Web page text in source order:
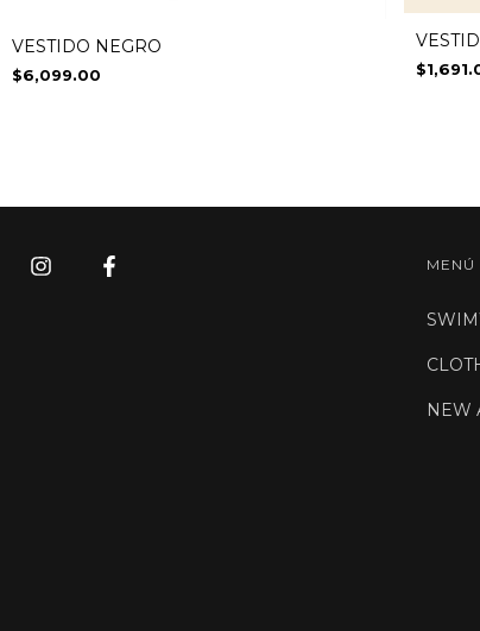
VESTIDO NEGRO
$6,099.00
MENÚ
NEW